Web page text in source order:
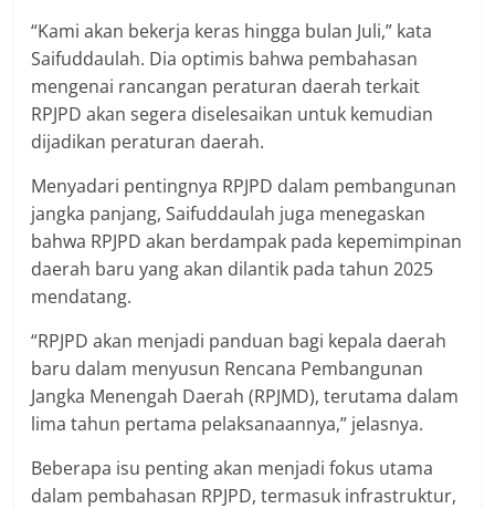
“Kami akan bekerja keras hingga bulan Juli,” kata
Saifuddaulah. Dia optimis bahwa pembahasan
mengenai rancangan peraturan daerah terkait
RPJPD akan segera diselesaikan untuk kemudian
dijadikan peraturan daerah.
Menyadari pentingnya RPJPD dalam pembangunan
jangka panjang, Saifuddaulah juga menegaskan
bahwa RPJPD akan berdampak pada kepemimpinan
daerah baru yang akan dilantik pada tahun 2025
mendatang.
“RPJPD akan menjadi panduan bagi kepala daerah
baru dalam menyusun Rencana Pembangunan
Jangka Menengah Daerah (RPJMD), terutama dalam
lima tahun pertama pelaksanaannya,” jelasnya.
Beberapa isu penting akan menjadi fokus utama
dalam pembahasan RPJPD, termasuk infrastruktur,